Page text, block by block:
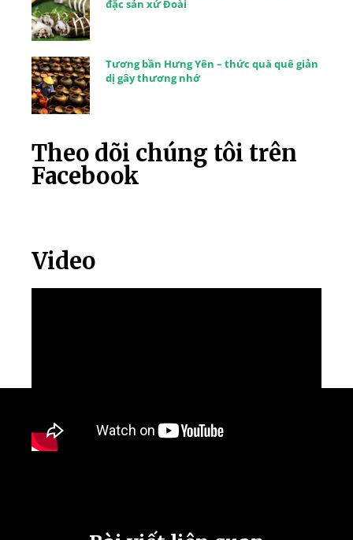
đặc sản xứ Đoài
Tương bần Hưng Yên – thức quà quê giản
dị gây thương nhớ
Theo dõi chúng tôi trên
Facebook
Video